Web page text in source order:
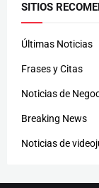
SITIOS
Últimas Noticias
Frases y Citas
Noticias de
Breaking News
Noticias de